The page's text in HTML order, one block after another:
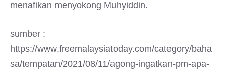
menafikan menyokong Muhyiddin.
sumber :
https://www.freemalaysiatoday.com/category/baha
sa/tempatan/2021/08/11/agong-ingatkan-pm-apa-